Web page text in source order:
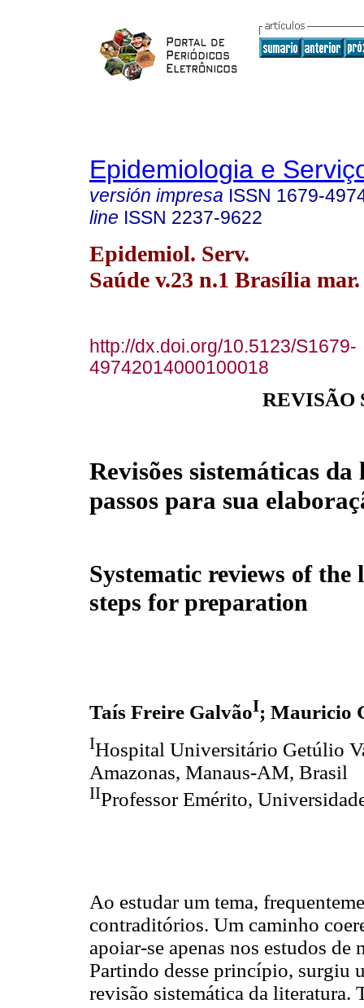
Epidemiologia e
versión impresa ISSN 1679-
line ISSN 2237-9622
Epidemiol. Serv.
Saúde v.23 n.1 Brasília mar.
http://dx.doi.org/10.5123/S1679-
49742014000100018
REVISÃO
Revisões sistemáticas
passos para sua
Systematic reviews of
steps for preparation
Taís Freire GalvãoI; Mauricio
IHospital Universitário Getúlio
Amazonas, Manaus-AM, Brasil
IIProfessor Emérito,
Ao estudar um tema,
contraditórios. Um caminho
apoiar-se apenas nos estudos
Partindo desse princípio, surgiu
revisão sistemática da literatura.